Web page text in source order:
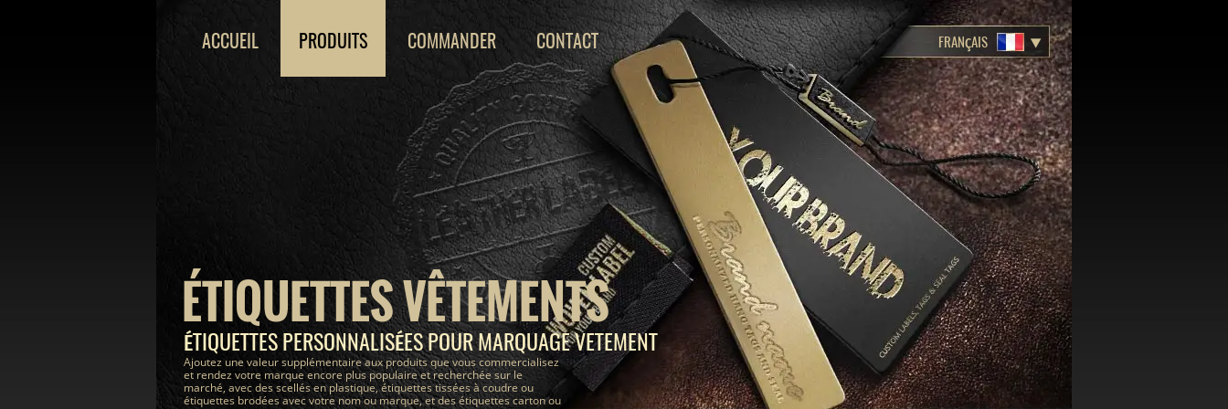
ÉTIQUETTES VÊTEMENTS
ÉTIQUETTES PERSONNALISÉES POUR MARQUAGE VETEMENT
Ajoutez une valeur supplémentaire aux produits que vous commercialisez
et rendez votre marque encore plus populaire et recherchée sur le
marché, avec des scellés en plastique, étiquettes tissées à coudre ou
étiquettes brodées avec votre nom ou marque, et des étiquettes carton ou
ACCUEIL PRODUITS COMMANDER CONTACT FRANÇAIS